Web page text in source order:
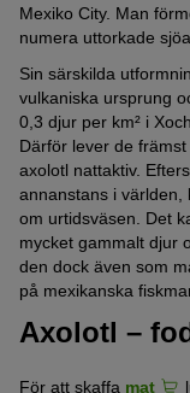
Mexiko City. Man
numera uttorkade
Sin särskilda
vulkaniska ursprung
0,3 djur per km² i
Därför lever de
axolotl nattaktiv.
annanstans i världen,
om urtidsväsen. Det
mycket gammalt djur
den dock även som
på mexikanska
Axolotl –
För att skaffa mat